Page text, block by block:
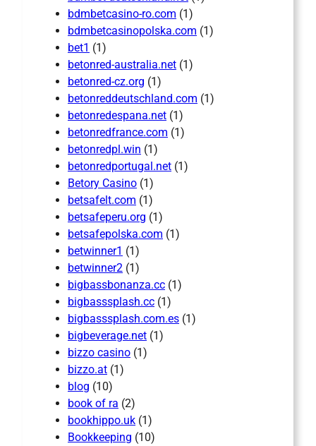
bdmbetcasino-ro.com (1)
bdmbetcasinopolska.com (1)
bet1 (1)
betonred-australia.net (1)
betonred-cz.org (1)
betonreddeutschland.com (1)
betonredespana.net (1)
betonredfrance.com (1)
betonredpl.win (1)
betonredportugal.net (1)
Betory Casino (1)
betsafelt.com (1)
betsafeperu.org (1)
betsafepolska.com (1)
betwinner1 (1)
betwinner2 (1)
bigbassbonanza.cc (1)
bigbasssplash.cc (1)
bigbasssplash.com.es (1)
bigbeverage.net (1)
bizzo casino (1)
bizzo.at (1)
blog (10)
book of ra (2)
bookhippo.uk (1)
Bookkeeping (10)